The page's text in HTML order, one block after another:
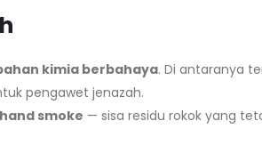
kimia berbahaya. Di antaranya
pengawet jenazah.
smoke — sisa residu rokok yang